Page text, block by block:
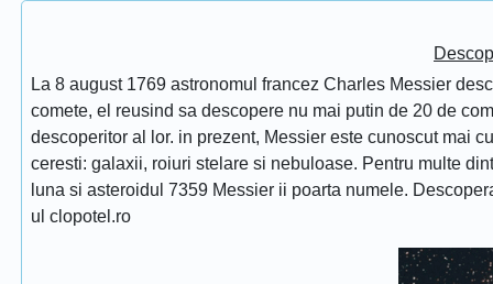
La 8 august 1769 astronomul francez Charles Messier
comete, el reusind sa descopere nu mai putin de 20 de
descoperitor al lor. in prezent, Messier este cunoscut mai
ceresti: galaxii, roiuri stelare si nebuloase. Pentru multe
luna si asteroidul 7359 Messier ii poarta numele.
ul clopotel.ro